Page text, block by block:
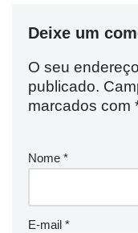
Deixe um
O seu
publicado.
marcados com
Nome *
E-mail *